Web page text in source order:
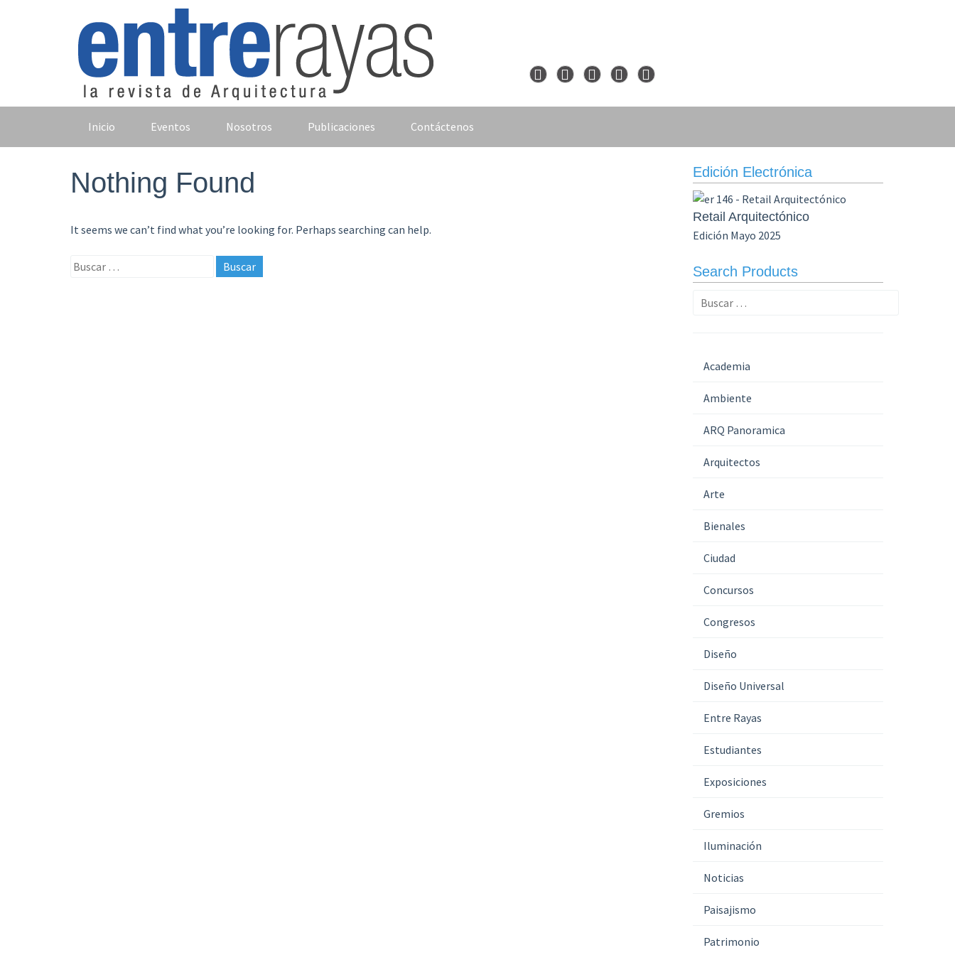
Inicio Eventos Nosotros Publicaciones Contáctenos
Nothing Found
It seems we can’t find what you’re looking for. Perhaps searching can help.
Buscar:
Edición Electrónica
Retail Arquitectónico
Edición Mayo 2025
Search Products
Buscar:
Academia
Ambiente
ARQ Panoramica
Arquitectos
Arte
Bienales
Ciudad
Concursos
Congresos
Diseño
Diseño Universal
Entre Rayas
Estudiantes
Exposiciones
Gremios
Iluminación
Noticias
Paisajismo
Patrimonio